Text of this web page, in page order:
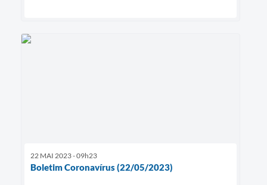
22 MAI 2023 - 09h23
Boletim Coronavírus (22/05/2023)